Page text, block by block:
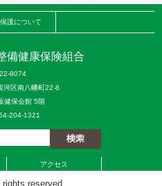
護について
備健康保険組合
8074
河区南八幡町22-8
健保会館 5階
204-1321
アクセス
reserved.